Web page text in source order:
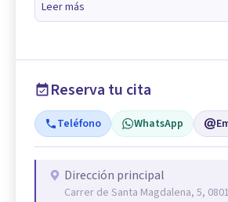
Leer más
Reserva tu cita
Teléfono WhatsApp
Dirección principal
Carrer de Santa Magdalena, 5,